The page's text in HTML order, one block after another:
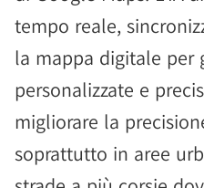
tempo reale,
la mappa digitale per
personalizzate e
migliorare la
soprattutto in aree